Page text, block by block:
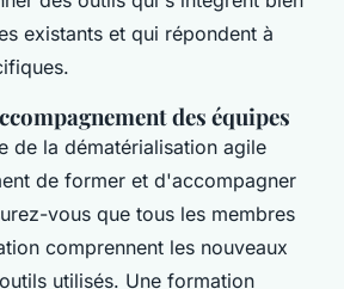
existants et qui répondent à
des équipes
de la dématérialisation agile
de former et d'accompagner
vous que tous les membres
comprennent les nouveaux
utilisés. Une formation